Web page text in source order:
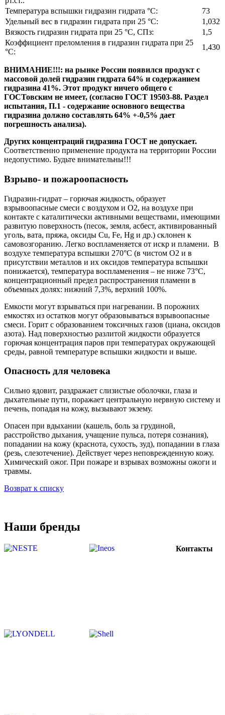
Температура вспышки гидразин гидрата °C:
73
Удельный вес в гидразин гидрата при 25 °C:
1,032
Вязкость гидразин гидрата при 25 °C, СПз:
1,5
Коэффициент преломления в гидразин гидрата при 25
°C:
1,430
ВНИМАНИЕ!!!: на рынке России появился продукт с
массовой долей гидразин гидрата 64% и содержанием
гидразина 41%. Этот продукт ничего общего с
ГОСТовским не имеет, (согласно ГОСТ 19503-88. Раздел
испытания, П.1 - содержание основного вещества
гидразина должно составлять 64% +-0,5% дает
погрешность анализа).
Других концентраций гидразина ГОСТ не допускает.
Соответственно применение продукта на территории России
недопустимо. Будьте внимательны!!!
Взрыво- и пожароопасность
Гидразин-гидрат – горючая жидкость, образует
взрывоопасные смеси с воздухом и О2, на воздухе при
контакте с каталитически активными веществами, имеющими
развитую поверхность (песок, земля, асбест, активированный
уголь, вата, пряжа, оксиды Сu, Fe, Hg и др.) склонен к
самовозгоранию. Легко воспламеняется от искр и пламени. В
воздухе температура вспышки 270°С (в чистом О2 и в
присутствии металлов и их оксидов температура вспышки
понижается), температура воспламенения – не ниже 73°C,
концентрационный предел распространения пламени в
объемных долях: нижний 7,3%, верхний 100%.
Емкости могут взрываться при нагревании. В порожних
емкостях из остатков могут образовываться взрывоопасные
смеси. Горит с образованием токсичных газов (циана, оксидов
азота). Над поверхностью разлитой жидкости образуется
горючая концентрация паров при температурах окружающей
среды, равной температуре вспышки жидкости и выше.
Опасность для человека
Сильно ядовит, раздражает слизистые оболочки, глаза и
дыхательные пути, поражает центральную нервную систему и
печень, попадая на кожу, вызывают экзему.
Опасен при вдыхании (кашель, боль за грудиной,
расстройство дыхания, учащение пульса, потеря сознания),
попадании на кожу (краснота, сухость, зуд), попадании в глаза
(резь, слезотечение). Действует через неповрежденную кожу.
Химический ожог. При пожаре и взрывах возможны ожоги и
травмы.
Возврат к списку
Наши бренды
Контакты